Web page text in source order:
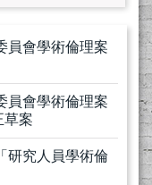
員會學術倫理案
員會學術倫理案
草案
研究人員學術倫